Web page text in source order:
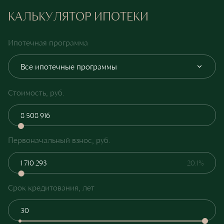
КАЛЬКУЛЯТОР ИПОТЕКИ
Ипотечная программа
Все ипотечные программы
Стоимость, руб.
Первоначальный взнос, руб.
20.1%
Срок кредитования, лет